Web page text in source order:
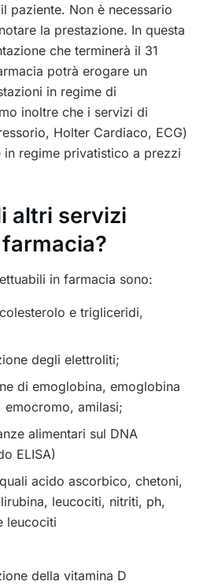
paziente. Non è necessario
la prestazione. In questa
che terminerà il 31
potrà erogare un
in regime di
inoltre che i servizi di
Holter Cardiaco, ECG)
in regime privatistico a prezzi
altri servizi
in farmacia sono:
e trigliceridi,
degli elettroliti;
di emoglobina, emoglobina
emocromo, amilasi;
alimentari sul DNA
ELISA)
acido ascorbico, chetoni,
leucociti, nitriti, ph,
leucociti
della vitamina D